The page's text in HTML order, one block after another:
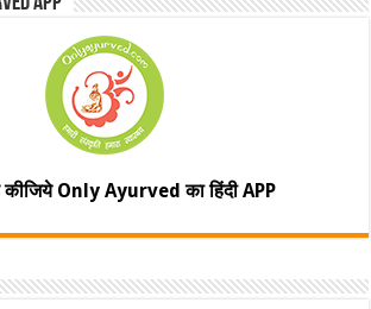
कीजिये Only Ayurved का हिंदी APP